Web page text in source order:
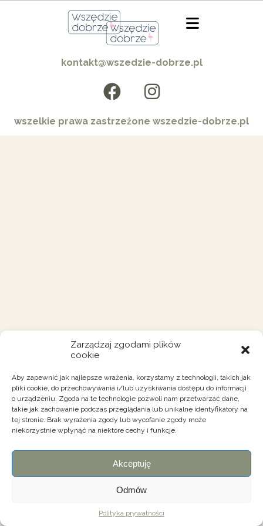
Zarządzaj zgodami plików
cookie
Aby zapewnić jak najlepsze wrażenia, korzystamy z technologii, takich jak
pliki cookie, do przechowywania i/lub uzyskiwania dostępu do informacji
o urządzeniu. Zgoda na te technologie pozwoli nam przetwarzać dane,
takie jak zachowanie podczas przeglądania lub unikalne identyfikatory na
tej stronie. Brak wyrażenia zgody lub wycofanie zgody może
niekorzystnie wpłynąć na niektóre cechy i funkcje.
Akceptuję
Odmów
Polityka prywatności
kontakt@wszedzie-dobrze.pl
wszelkie prawa zastrzeżone wszedzie-dobrze.pl